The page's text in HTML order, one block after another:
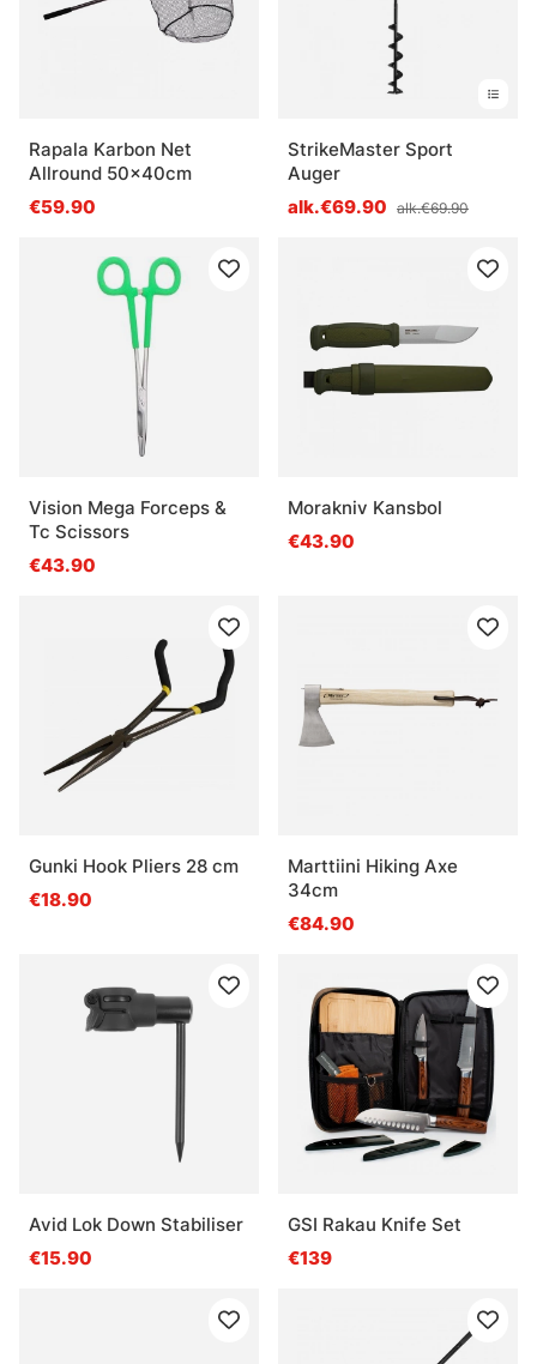
Rapala Karbon Net
Allround 50x40cm
€59.90
StrikeMaster Sport
Auger
alk.€69.90 alk.€69.90
Vision Mega Forceps &
Tc Scissors
€43.90
Morakniv Kansbol
€43.90
Gunki Hook Pliers 28 cm
€18.90
Marttiini Hiking Axe
34cm
€84.90
Avid Lok Down Stabiliser
€15.90
GSI Rakau Knife Set
€139